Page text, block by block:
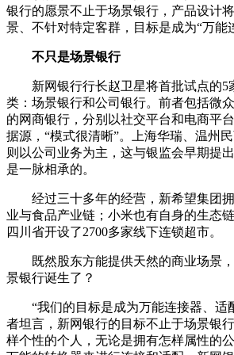
银行的愿景不止于场景银行，产品设计
景、不针对特定客群，目标是成为“万能
不只是场景银行
新网银行行长赵卫星将首批试点的5
类：场景银行和公司银行。前者包括微
的网商银行，分别以社交平台和电商平
据源，“模式很清晰”。上海华瑞、温州
则以公司业务为主，这与银监会早期提
是一脉相承的。
经过三十多年的经营，新希望集团拥
业与食品产业链；小米也有自身的生态
四川省开设了2700多家线下连锁超市。
既然股东方能提供天然的商业场景，
景银行诞生了？
“我们的目标是成为万能连接器、适
者坦言，新网银行的目标不止于场景银
样个性的个人，无论是拥有怎样属性的